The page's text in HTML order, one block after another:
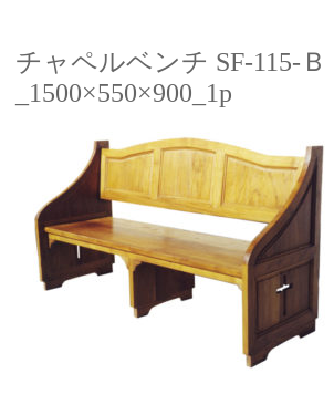
チャペルベンチ SF-115-Ｂ
_1500×550×900_1p